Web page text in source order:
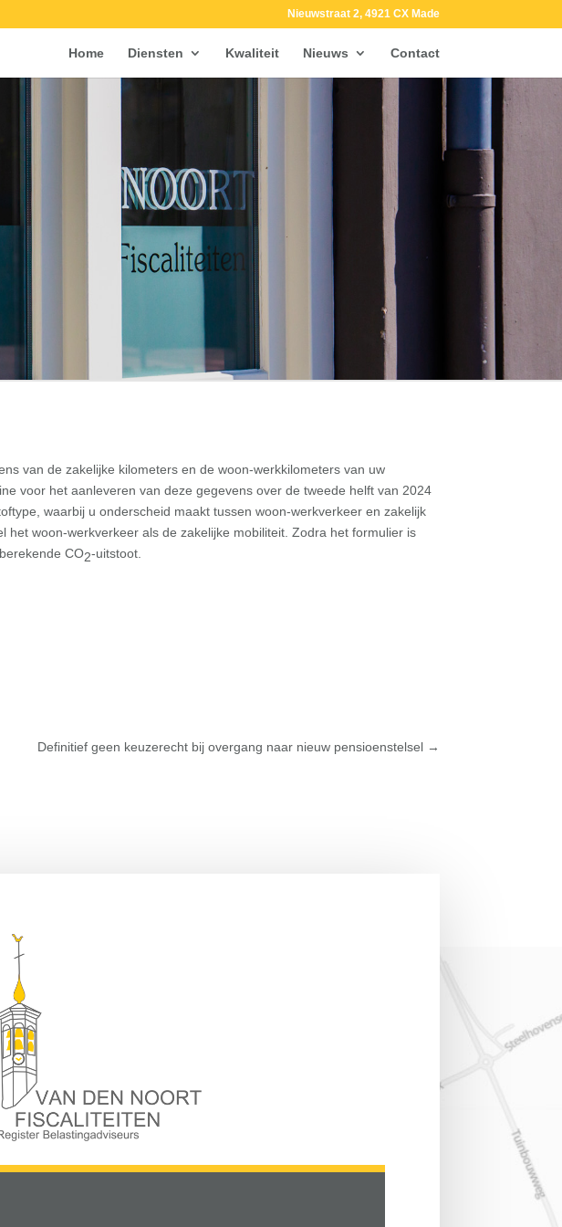
Nieuwstraat 2, 4921 CX Made
Home Diensten Kwaliteit Nieuws Contact
van de zakelijke kilometers en de woon-werkkilometers van uw
voor het aanleveren van deze gegevens over de tweede helft van 2024
waarbij u onderscheid maakt tussen woon-werkverkeer en zakelijk
het woon-werkverkeer als de zakelijke mobiliteit. Zodra het formulier is
CO2-uitstoot.
Definitief geen keuzerecht bij overgang naar nieuw pensioenstelsel→